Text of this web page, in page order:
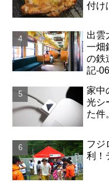
付け
出雲
一畑
の鉄
記-06]
家中
光シ
た件
フジ
利！